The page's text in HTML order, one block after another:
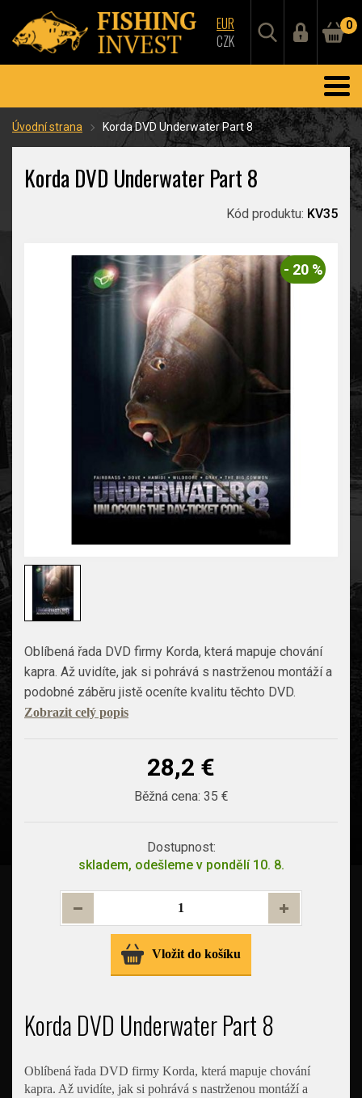
EUR
CZK
0
Úvodní strana Korda DVD Underwater Part 8
Korda DVD Underwater Part 8
Kód produktu: KV35
- 20 %
Oblíbená řada DVD firmy Korda, která mapuje chování
kapra. Až uvidíte, jak si pohrává s nastrženou montáží a
podobné záběru jistě oceníte kvalitu těchto DVD.
Zobrazit celý popis
28,2 €
Běžná cena: 35 €
Dostupnost:
skladem, odešleme v pondělí 10. 8.
Vložit do košíku
Korda DVD Underwater Part 8
Oblíbená řada DVD firmy Korda, která mapuje chování
kapra. Až uvidíte, jak si pohrává s nastrženou montáží a